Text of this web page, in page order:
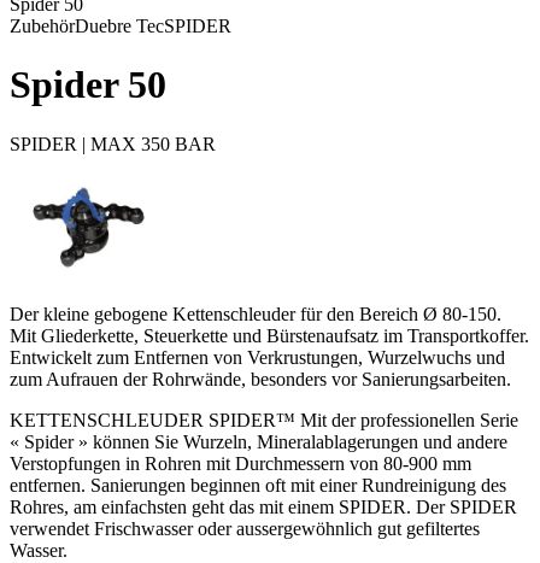
Spider 50
ZubehörDuebre TecSPIDER
Spider 50
SPIDER | MAX 350 BAR
Der kleine gebogene Kettenschleuder für den Bereich Ø 80-150.
Mit Gliederkette, Steuerkette und Bürstenaufsatz im Transportkoffer.
Entwickelt zum Entfernen von Verkrustungen, Wurzelwuchs und
zum Aufrauen der Rohrwände, besonders vor Sanierungsarbeiten.
KETTENSCHLEUDER SPIDER™ Mit der professionellen Serie
« Spider » können Sie Wurzeln, Mineralablagerungen und andere
Verstopfungen in Rohren mit Durchmessern von 80-900 mm
entfernen. Sanierungen beginnen oft mit einer Rundreinigung des
Rohres, am einfachsten geht das mit einem SPIDER. Der SPIDER
verwendet Frischwasser oder aussergewöhnlich gut gefiltertes
Wasser.